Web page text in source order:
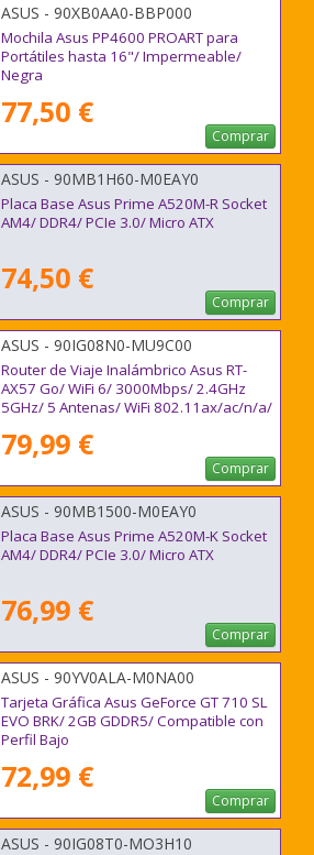
ASUS - 90XB0AA0-BBP000
Mochila Asus PP4600 PROART para
Portátiles hasta 16"/ Impermeable/
Negra
77,50 €
Comprar
ASUS - 90MB1H60-M0EAY0
Placa Base Asus Prime A520M-R Socket
AM4/ DDR4/ PCIe 3.0/ Micro ATX
74,50 €
Comprar
ASUS - 90IG08N0-MU9C00
Router de Viaje Inalámbrico Asus RT-
AX57 Go/ WiFi 6/ 3000Mbps/ 2.4GHz
5GHz/ 5 Antenas/ WiFi 802.11ax/ac/n/a/
79,99 €
Comprar
ASUS - 90MB1500-M0EAY0
Placa Base Asus Prime A520M-K Socket
AM4/ DDR4/ PCIe 3.0/ Micro ATX
76,99 €
Comprar
ASUS - 90YV0ALA-M0NA00
Tarjeta Gráfica Asus GeForce GT 710 SL
EVO BRK/ 2GB GDDR5/ Compatible con
Perfil Bajo
72,99 €
Comprar
ASUS - 90IG08T0-MO3H10